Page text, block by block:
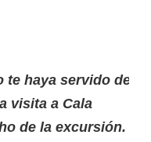
te haya servido de
visita a Cala
de la excursión.